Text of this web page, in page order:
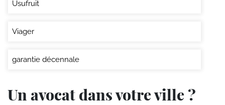
Usufruit
Viager
garantie décennale
Un avocat dans votre ville ?